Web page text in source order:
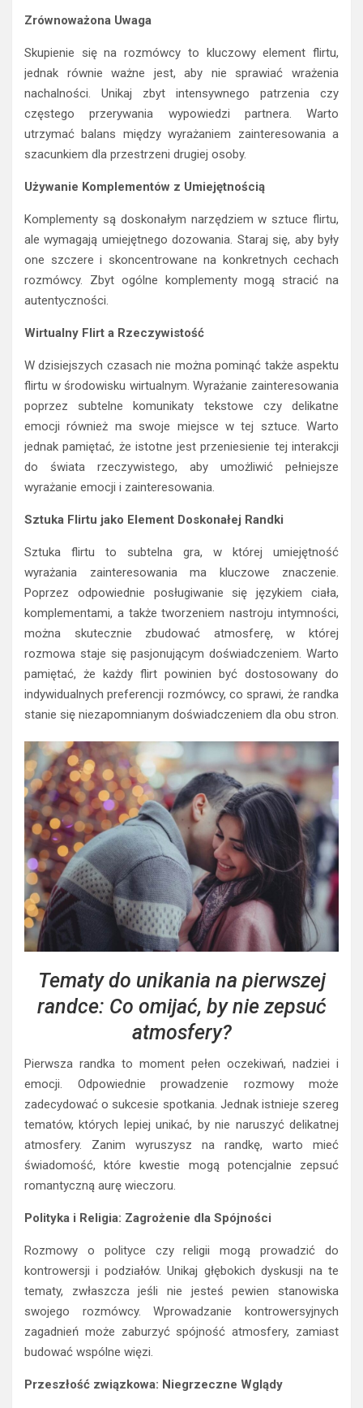
Zrównoważona Uwaga
Skupienie się na rozmówcy to kluczowy element flirtu,
jednak równie ważne jest, aby nie sprawiać wrażenia
nachalności. Unikaj zbyt intensywnego patrzenia czy
częstego przerywania wypowiedzi partnera. Warto
utrzymać balans między wyrażaniem zainteresowania a
szacunkiem dla przestrzeni drugiej osoby.
Używanie Komplementów z Umiejętnością
Komplementy są doskonałym narzędziem w sztuce flirtu,
ale wymagają umiejętnego dozowania. Staraj się, aby były
one szczere i skoncentrowane na konkretnych cechach
rozmówcy. Zbyt ogólne komplementy mogą stracić na
autentyczności.
Wirtualny Flirt a Rzeczywistość
W dzisiejszych czasach nie można pominąć także aspektu
flirtu w środowisku wirtualnym. Wyrażanie zainteresowania
poprzez subtelne komunikaty tekstowe czy delikatne
emocji również ma swoje miejsce w tej sztuce. Warto
jednak pamiętać, że istotne jest przeniesienie tej interakcji
do świata rzeczywistego, aby umożliwić pełniejsze
wyrażanie emocji i zainteresowania.
Sztuka Flirtu jako Element Doskonałej Randki
Sztuka flirtu to subtelna gra, w której umiejętność
wyrażania zainteresowania ma kluczowe znaczenie.
Poprzez odpowiednie posługiwanie się językiem ciała,
komplementami, a także tworzeniem nastroju intymności,
można skutecznie zbudować atmosferę, w której
rozmowa staje się pasjonującym doświadczeniem. Warto
pamiętać, że każdy flirt powinien być dostosowany do
indywidualnych preferencji rozmówcy, co sprawi, że randka
stanie się niezapomnianym doświadczeniem dla obu stron.
Tematy do unikania na pierwszej
randce: Co omijać, by nie zepsuć
atmosfery?
Pierwsza randka to moment pełen oczekiwań, nadziei i
emocji. Odpowiednie prowadzenie rozmowy może
zadecydować o sukcesie spotkania. Jednak istnieje szereg
tematów, których lepiej unikać, by nie naruszyć delikatnej
atmosfery. Zanim wyruszysz na randkę, warto mieć
świadomość, które kwestie mogą potencjalnie zepsuć
romantyczną aurę wieczoru.
Polityka i Religia: Zagrożenie dla Spójności
Rozmowy o polityce czy religii mogą prowadzić do
kontrowersji i podziałów. Unikaj głębokich dyskusji na te
tematy, zwłaszcza jeśli nie jesteś pewien stanowiska
swojego rozmówcy. Wprowadzanie kontrowersyjnych
zagadnień może zaburzyć spójność atmosfery, zamiast
budować wspólne więzi.
Przeszłość związkowa: Niegrzeczne Wglądy